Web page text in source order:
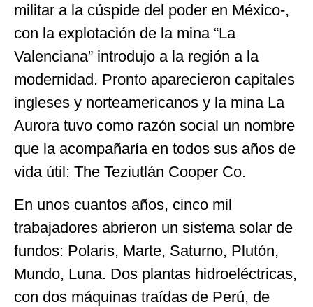
militar a la cúspide del poder en México-,
con la explotación de la mina “La
Valenciana” introdujo a la región a la
modernidad. Pronto aparecieron capitales
ingleses y norteamericanos y la mina La
Aurora tuvo como razón social un nombre
que la acompañaría en todos sus años de
vida útil: The Teziutlán Cooper Co.
En unos cuantos años, cinco mil
trabajadores abrieron un sistema solar de
fundos: Polaris, Marte, Saturno, Plutón,
Mundo, Luna. Dos plantas hidroeléctricas,
con dos máquinas traídas de Perú, de